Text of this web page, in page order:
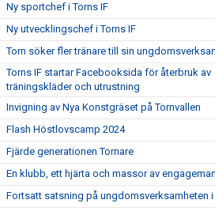
Ny sportchef i Torns IF
Ny utvecklingschef i Torns IF
Torn söker fler tränare till sin
Torns IF startar Facebooksida för återbruk av
träningskläder och utrustning
Invigning av Nya Konstgräset på Tornvallen
Flash Höstlovscamp 2024
Fjärde generationen Tornare
En klubb, ett hjärta och massor av
Fortsatt satsning på ungdomsverksamheten i